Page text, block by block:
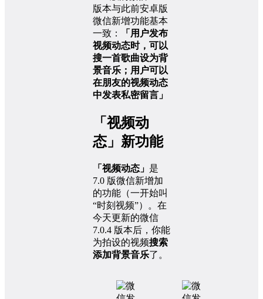
版本与此前安卓版
微信新增功能基本
一致：
「用户发布
视频动态时，可以
搜一首歌曲设为背
景音乐；用户可以
在朋友的视频动态
中发表私密留言」
「视频动
态」新功能
「视频动态」 是
7.0 版微信新增加
的功能（一开始叫
“时刻视频”）。在
今天更新的微信
7.0.4 版本后，你能
为拍设的视频搜索
添加背景音乐了。